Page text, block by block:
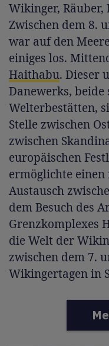
Wikinger,
Zwischen dem 8.
war auf den
einiges los.
Haithabu. Dieser
Danewerks, beide
Welterbestätten,
Stelle zwischen
zwischen
europäischen
ermöglichte
Austausch
dem Besuch des
Grenzkomplexes
die Welt der
zwischen dem 7.
Wikingertagen in